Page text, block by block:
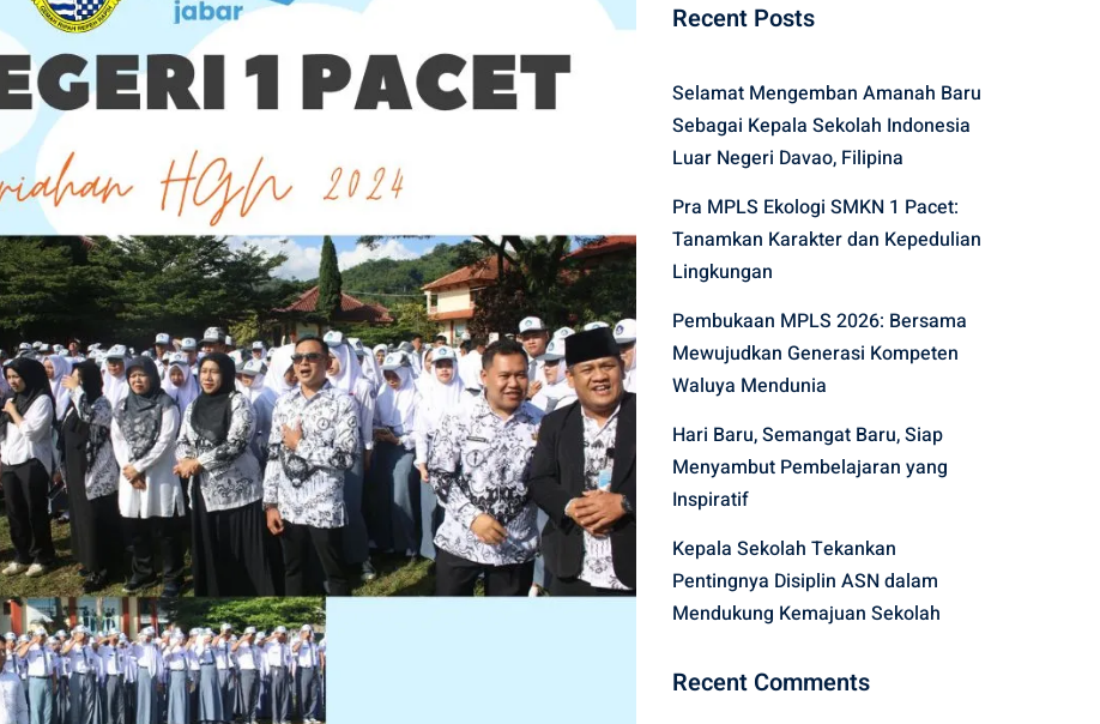
Recent Posts
Selamat Mengemban Amanah Baru
Sebagai Kepala Sekolah Indonesia
Luar Negeri Davao, Filipina
Pra MPLS Ekologi SMKN 1 Pacet:
Tanamkan Karakter dan Kepedulian
Lingkungan
Pembukaan MPLS 2026: Bersama
Mewujudkan Generasi Kompeten
Waluya Mendunia
Hari Baru, Semangat Baru, Siap
Menyambut Pembelajaran yang
Inspiratif
Kepala Sekolah Tekankan
Pentingnya Disiplin ASN dalam
Mendukung Kemajuan Sekolah
Recent Comments